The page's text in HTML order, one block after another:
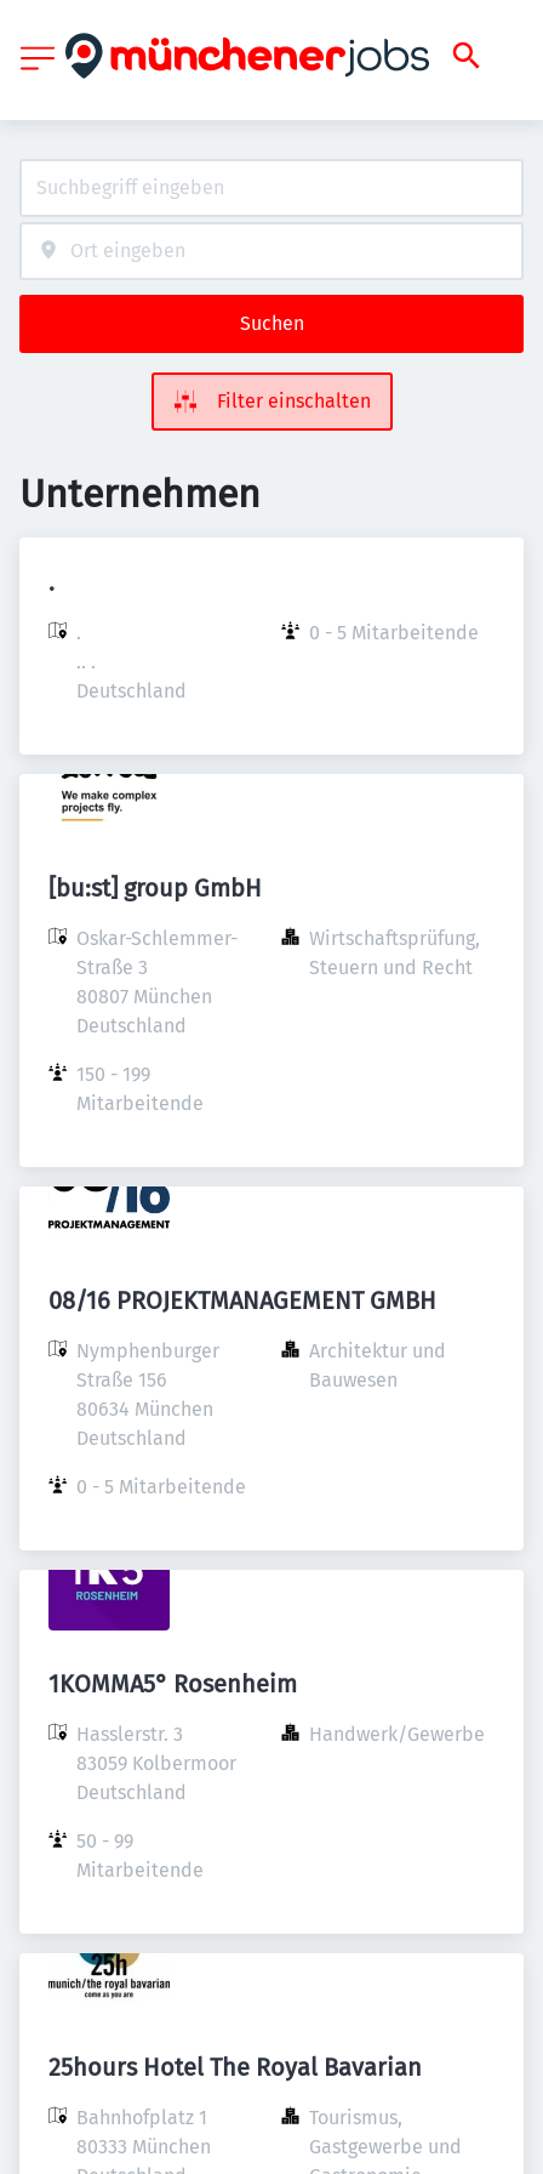
Suchen
Filter einschalten
Unternehmen
.
.
.. .
Deutschland
0 - 5 Mitarbeitende
[bu:st] group GmbH
Oskar-Schlemmer-
Straße 3
80807 München
Deutschland
Wirtschaftsprüfung,
Steuern und Recht
150 - 199
Mitarbeitende
08/16 PROJEKTMANAGEMENT GMBH
Nymphenburger
Straße 156
80634 München
Deutschland
Architektur und
Bauwesen
0 - 5 Mitarbeitende
1KOMMA5° Rosenheim
Hasslerstr. 3
83059 Kolbermoor
Deutschland
Handwerk/Gewerbe
50 - 99
Mitarbeitende
25hours Hotel The Royal Bavarian
Bahnhofplatz 1
80333 München
Tourismus,
Gastgewerbe und